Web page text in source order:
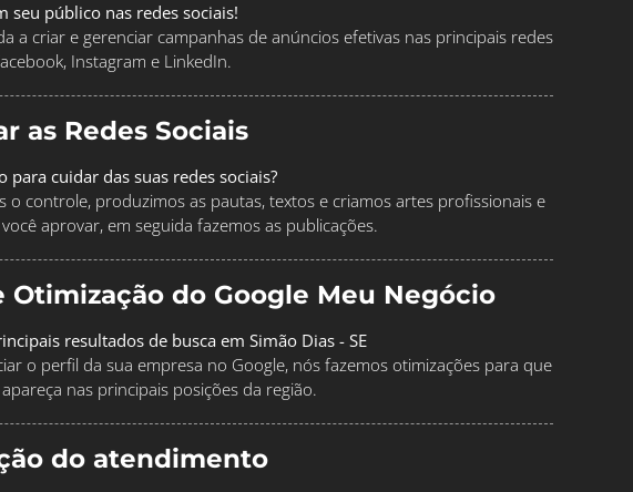
seu público nas redes sociais!
a criar e gerenciar campanhas de anúncios efetivas nas principais redes
Instagram e LinkedIn.
as Redes Sociais
para cuidar das suas redes sociais?
o controle, produzimos as pautas, textos e criamos artes profissionais e
aprovar, em seguida fazemos as publicações.
Otimização do Google Meu Negócio
resultados de busca em Simão Dias - SE
o perfil da sua empresa no Google, nós fazemos otimizações para que
nas principais posições da região.
do atendimento